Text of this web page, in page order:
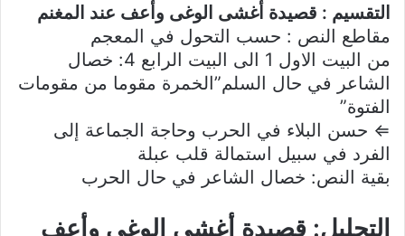
التقسيم : قصيدة أغشى الوغى وأعف عند المغنم
مقاطع النص : حسب التحول في المعجم
من البيت الاول 1 الى البيت الرابع 4: خصال
الشاعر في حال السلم”الخمرة مقوما من مقومات
الفتوة”
⇐ حسن البلاء في الحرب وحاجة الجماعة إلى
الفرد في سبيل استمالة قلب عبلة
بقية النص: خصال الشاعر في حال الحرب
التحليل: قصيدة أغشى الوغى وأعف